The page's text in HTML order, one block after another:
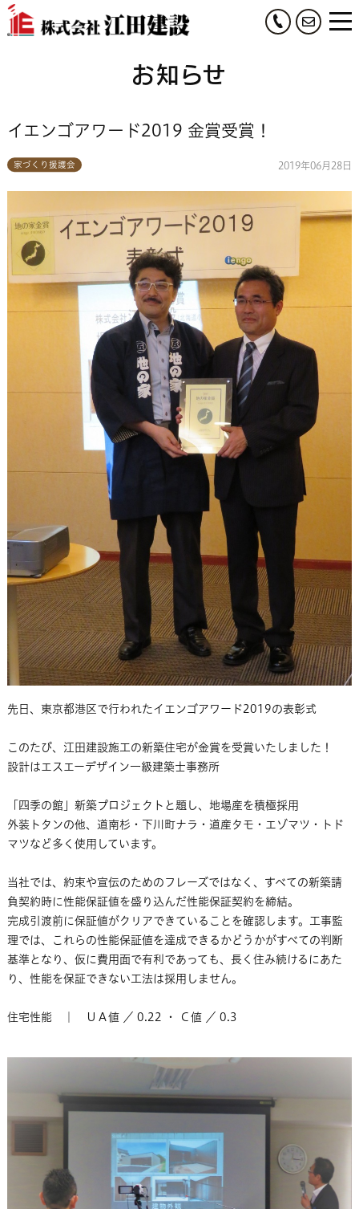
0134- お
お知らせ
イエンゴアワード2019 金賞受賞！
家づくり援護会 2019年06月28日
先日、東京都港区で行われたイエンゴアワード2019の表彰式
このたび、江田建設施工の新築住宅が金賞を受賞いたしました！
設計はエスエーデザイン一級建築士事務所
「四季の館」新築プロジェクトと題し、地場産を積極採用
外装トタンの他、道南杉・下川町ナラ・道産タモ・エゾマツ・トド
マツなど多く使用しています。
当社では、約束や宣伝のためのフレーズではなく、すべての新築請
負契約時に性能保証値を盛り込んだ性能保証契約を締結。
完成引渡前に保証値がクリアできていることを確認します。工事監
理では、これらの性能保証値を達成できるかどうかがすべての判断
基準となり、仮に費用面で有利であっても、長く住み続けるにあた
り、性能を保証できない工法は採用しません。
住宅性能 ｜ ＵＡ値 ／ 0.22 ・ Ｃ値 ／ 0.3